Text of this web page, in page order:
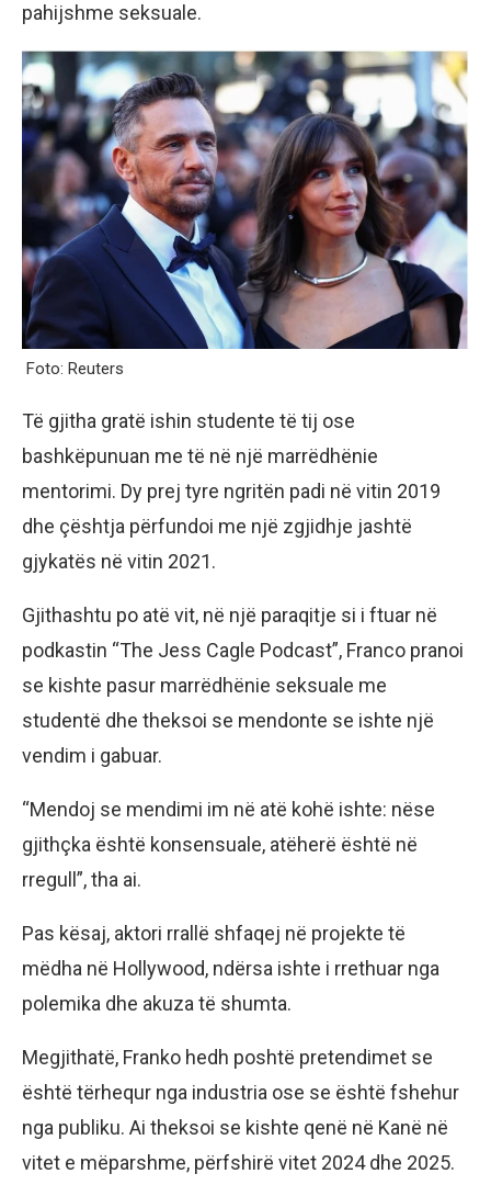
pahijshme seksuale.
Foto: Reuters
Të gjitha gratë ishin studente të tij ose
bashkëpunuan me të në një marrëdhënie
mentorimi. Dy prej tyre ngritën padi në vitin 2019
dhe çështja përfundoi me një zgjidhje jashtë
gjykatës në vitin 2021.
Gjithashtu po atë vit, në një paraqitje si i ftuar në
podkastin “The Jess Cagle Podcast”, Franco pranoi
se kishte pasur marrëdhënie seksuale me
studentë dhe theksoi se mendonte se ishte një
vendim i gabuar.
“Mendoj se mendimi im në atë kohë ishte: nëse
gjithçka është konsensuale, atëherë është në
rregull”, tha ai.
Pas kësaj, aktori rrallë shfaqej në projekte të
mëdha në Hollywood, ndërsa ishte i rrethuar nga
polemika dhe akuza të shumta.
Megjithatë, Franko hedh poshtë pretendimet se
është tërhequr nga industria ose se është fshehur
nga publiku. Ai theksoi se kishte qenë në Kanë në
vitet e mëparshme, përfshirë vitet 2024 dhe 2025.